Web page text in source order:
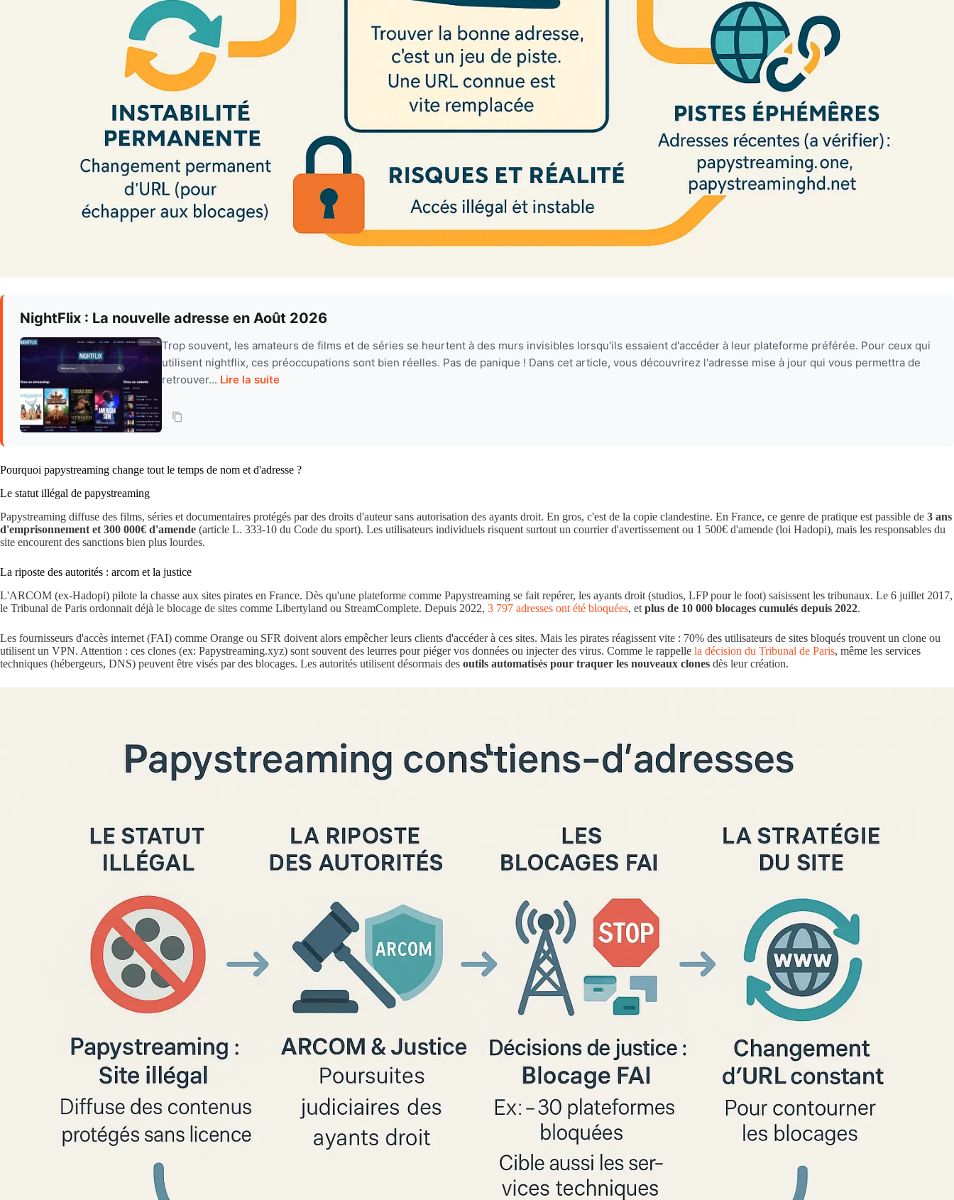
NightFlix : La nouvelle adresse en Août 2026
Trop souvent, les amateurs de films et de séries se heurtent à des murs invisibles lorsqu'ils essaient d'accéder à leur plateforme préférée. Pour ceux qui
utilisent nightflix, ces préoccupations sont bien réelles. Pas de panique ! Dans cet article, vous découvrirez l'adresse mise à jour qui vous permettra de
retrouver... Lire la suite
Pourquoi papystreaming change tout le temps de nom et d'adresse ?
Le statut illégal de papystreaming
Papystreaming diffuse des films, séries et documentaires protégés par des droits d'auteur sans autorisation des ayants droit. En gros, c'est de la copie clandestine. En France, ce genre de pratique est passible de 3 ans
d'emprisonnement et 300 000€ d'amende (article L. 333-10 du Code du sport). Les utilisateurs individuels risquent surtout un courrier d'avertissement ou 1 500€ d'amende (loi Hadopi), mais les responsables du
site encourent des sanctions bien plus lourdes.
La riposte des autorités : arcom et la justice
L'ARCOM (ex-Hadopi) pilote la chasse aux sites pirates en France. Dès qu'une plateforme comme Papystreaming se fait repérer, les ayants droit (studios, LFP pour le foot) saisissent les tribunaux. Le 6 juillet 2017,
le Tribunal de Paris ordonnait déjà le blocage de sites comme Libertyland ou StreamComplete. Depuis 2022, 3 797 adresses ont été bloquées, et plus de 10 000 blocages cumulés depuis 2022.
Les fournisseurs d'accès internet (FAI) comme Orange ou SFR doivent alors empêcher leurs clients d'accéder à ces sites. Mais les pirates réagissent vite : 70% des utilisateurs de sites bloqués trouvent un clone ou
utilisent un VPN. Attention : ces clones (ex: Papystreaming.xyz) sont souvent des leurres pour piéger vos données ou injecter des virus. Comme le rappelle la décision du Tribunal de Paris, même les services
techniques (hébergeurs, DNS) peuvent être visés par des blocages. Les autorités utilisent désormais des outils automatisés pour traquer les nouveaux clones dès leur création.